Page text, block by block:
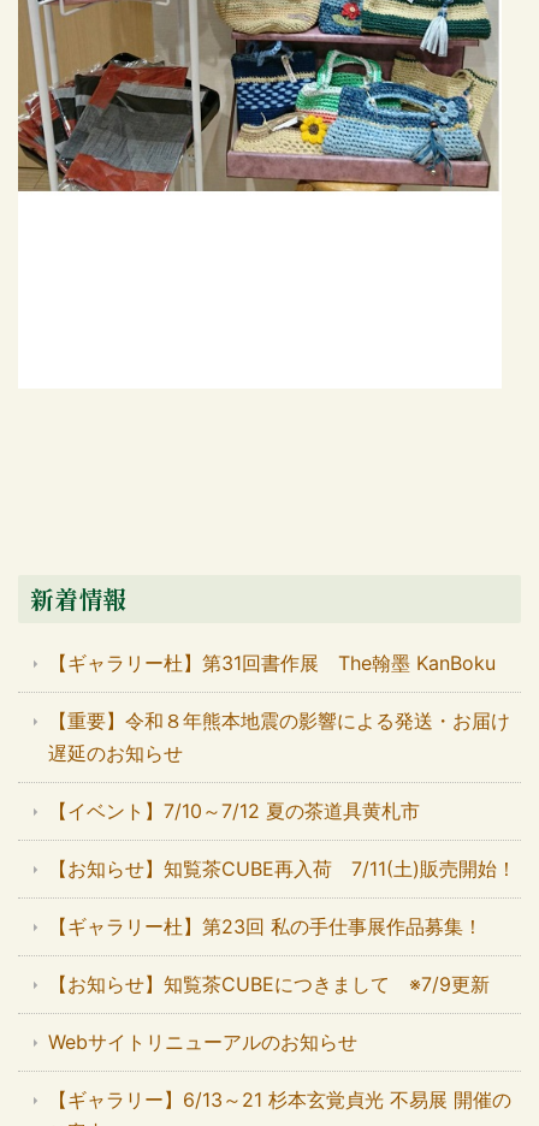
新着情報
【ギャラリー杜】第31回書作展 The翰墨 KanBoku
【重要】令和８年熊本地震の影響による発送・お届け
遅延のお知らせ
【イベント】7/10～7/12 夏の茶道具黄札市
【お知らせ】知覧茶CUBE再入荷 7/11(土)販売開始！
【ギャラリー杜】第23回 私の手仕事展作品募集！
【お知らせ】知覧茶CUBEにつきまして ※7/9更新
Webサイトリニューアルのお知らせ
【ギャラリー】6/13～21 杉本玄覚貞光 不易展 開催の